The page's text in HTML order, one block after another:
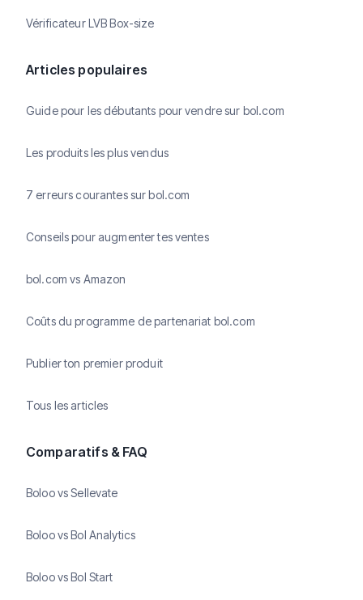
Vérificateur LVB Box-size
Articles populaires
Guide pour les débutants pour vendre sur bol.com
Les produits les plus vendus
7 erreurs courantes sur bol.com
Conseils pour augmenter tes ventes
bol.com vs Amazon
Coûts du programme de partenariat bol.com
Publier ton premier produit
Tous les articles
Comparatifs & FAQ
Boloo vs Sellevate
Boloo vs Bol Analytics
Boloo vs Bol Start